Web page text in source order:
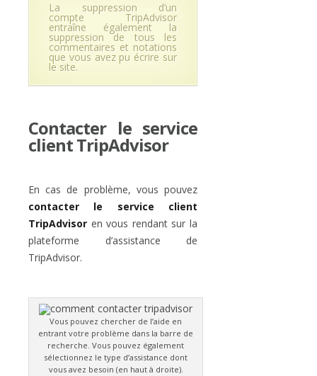
La suppression d’un
compte TripAdvisor
entraîne également la
suppression de tous les
commentaires et notations
que vous avez pu écrire sur
le site.
Contacter le service
client TripAdvisor
En cas de problème, vous pouvez
contacter le service client
TripAdvisor en vous rendant sur la
plateforme d’assistance de
TripAdvisor.
Vous pouvez chercher de l’aide en
entrant votre problème dans la barre de
recherche. Vous pouvez également
sélectionnez le type d’assistance dont
vous avez besoin (en haut à droite).